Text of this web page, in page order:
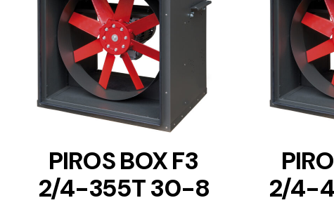
DETAILS
PIROS BOX F3
2/4-355T 30-8
2/4-